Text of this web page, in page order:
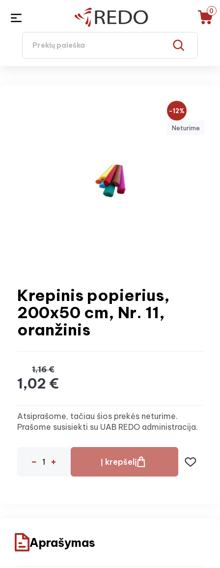
0
−12%
Neturime
Krepinis popierius,
200x50 cm, Nr. 11,
oranžinis
1,16 €
1,02 €
Atsiprašome, tačiau šios prekės neturime.
Prašome susisiekti su UAB REDO administracija.
Į krepšelį
Aprašymas